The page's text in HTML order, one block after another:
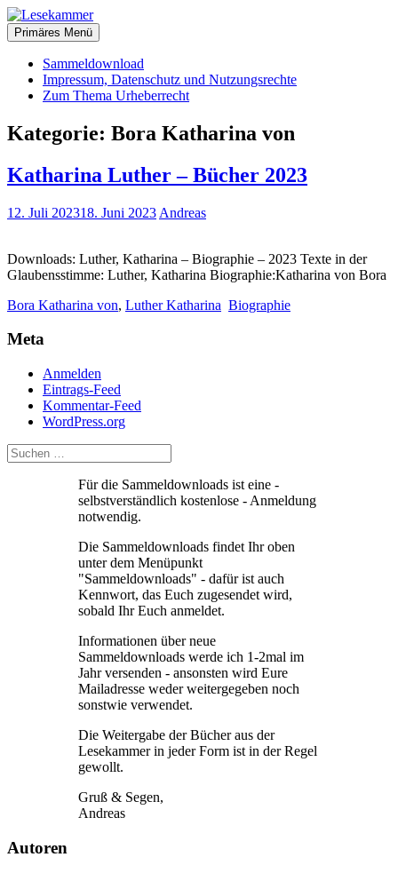
Zum
Inhalt
springen
Lesekammer
christliche Bücher zum kostenlosen Download
Primäres Menü
Sammeldownload
Impressum, Datenschutz und Nutzungsrechte
Zum Thema Urheberrecht
Kategorie: Bora Katharina von
Katharina Luther – Bücher 2023
12. Juli 202318. Juni 2023 Andreas
Downloads: Luther, Katharina – Biographie – 2023 Texte in der
Glaubensstimme: Luther, Katharina Biographie:Katharina von Bora
Bora Katharina von, Luther Katharina Biographie
Meta
Anmelden
Eintrags-Feed
Kommentar-Feed
WordPress.org
Für die Sammeldownloads ist eine -
selbstverständlich kostenlose - Anmeldung
notwendig.
Die Sammeldownloads findet Ihr oben
unter dem Menüpunkt
"Sammeldownloads" - dafür ist auch
Kennwort, das Euch zugesendet wird,
sobald Ihr Euch anmeldet.
Informationen über neue
Sammeldownloads werde ich 1-2mal im
Jahr versenden - ansonsten wird Eure
Mailadresse weder weitergegeben noch
sonstwie verwendet.
Die Weitergabe der Bücher aus der
Lesekammer in jeder Form ist in der Regel
gewollt.
Gruß & Segen,
Andreas
Autoren